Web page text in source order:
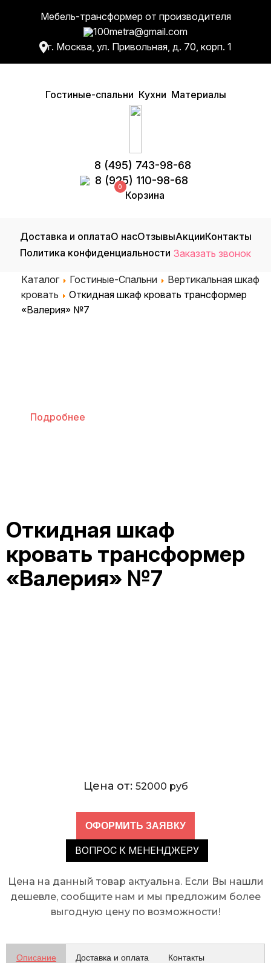
Мебель-трансформер от производителя
100metra@gmail.com
г. Москва, ул. Привольная, д. 70, корп. 1
Гостиные-спальни Кухни Материалы
8 (495) 743-98-68
8 (925) 110-98-68
Корзина
0
Доставка и оплатаО насОтзывыАкцииКонтакты
Политика конфиденциальности Заказать звонок
Каталог Гостиные-Спальни
Вертикальная шкаф
кровать
Откидная шкаф кровать трансформер
«Валерия» №7
Подробнее
Откидная шкаф
кровать трансформер
«Валерия» №7
Цена от: 52000 руб
ВОПРОС К МЕНЕНДЖЕРУ
Цена на данный товар актуальна. Если Вы нашли
дешевле, сообщите нам и мы предложим более
выгодную цену по возможности!
Описание Доставка и оплата Контакты